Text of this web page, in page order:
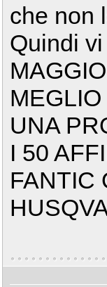
che non
Quindi
UNA
I 50
FANTIC